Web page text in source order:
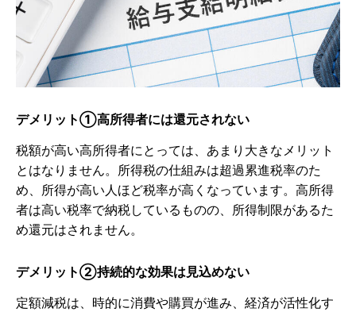
デメリット①高所得者には還元されない
税額が高い高所得者にとっては、あまり大きなメリット
とはなりません。所得税の仕組みは超過累進税率のた
め、所得が高い人ほど税率が高くなっています。高所得
者は高い税率で納税しているものの、所得制限があるた
め還元はされません。
デメリット➁持続的な効果は見込めない
定額減税は、時的に消費や購買が進み、経済が活性化す